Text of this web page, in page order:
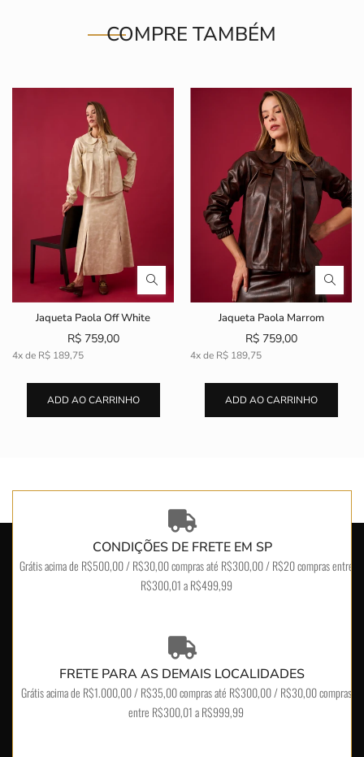
COMPRE TAMBÉM
Jaqueta Paola Off White
R$ 759,00
4x de R$ 189,75
ADD AO CARRINHO
Jaqueta Paola Marrom
R$ 759,00
4x de R$ 189,75
ADD AO CARRINHO
CONDIÇÕES DE FRETE EM SP
Grátis acima de R$500,00 / R$30,00 compras até R$300,00 / R$20 compras entre
R$300,01 a R$499,99
FRETE PARA AS DEMAIS LOCALIDADES
Grátis acima de R$1.000,00 / R$35,00 compras até R$300,00 / R$30,00 compras
entre R$300,01 a R$999,99